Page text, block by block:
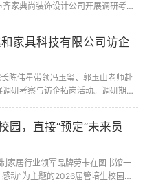
娥老师一行三人，前往广联达股份
推进订单班建设 ——建筑
有限公司
人才培养工作，进一步优化人才培
的契合度，2026年5月18日下午，
专业育人内涵——建筑装
司
精准掌握新型测绘技术在工程领域
级，破解传统教学与前沿技术脱节
家典尚装饰设计公司开展调研考察
家具科技有限公司访企
陈伟星带领冯玉玺、郭玉山老师赴
研考察与访企拓岗活动。调研期
园，直接“预定”未来员
家居行业领军品牌劳卡在图书馆一
动”为主题的2026届管培生校园招